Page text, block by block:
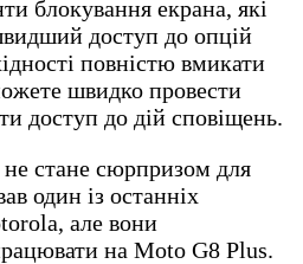
блокування екрана, які
доступ до опцій
повністю вмикати
швидко провести
доступ до дій сповіщень.
стане сюрпризом для
один із останніх
але вони
на Moto G8 Plus.